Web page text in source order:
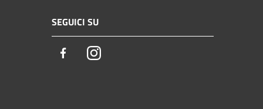
SEGUICI SU
FacebookInstagram